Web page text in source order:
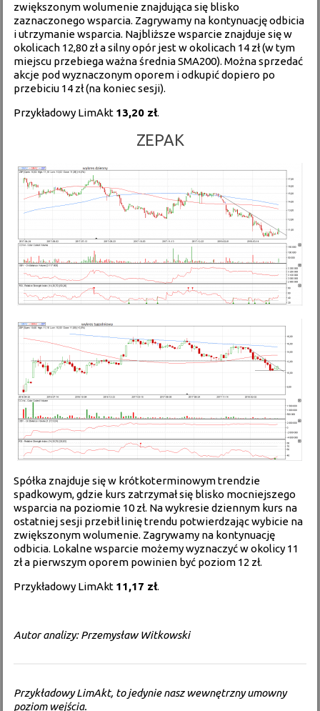
zwiększonym wolumenie znajdująca się blisko
zaznaczonego wsparcia. Zagrywamy na kontynuację odbicia
i utrzymanie wsparcia. Najbliższe wsparcie znajduje się w
okolicach 12,80 zł a silny opór jest w okolicach 14 zł (w tym
miejscu przebiega ważna średnia SMA200). Można sprzedać
akcje pod wyznaczonym oporem i odkupić dopiero po
przebiciu 14 zł (na koniec sesji).
Przykładowy LimAkt 13,20 zł.
ZEPAK
Spółka znajduje się w krótkoterminowym trendzie
spadkowym, gdzie kurs zatrzymał się blisko mocniejszego
wsparcia na poziomie 10 zł. Na wykresie dziennym kurs na
ostatniej sesji przebił linię trendu potwierdzając wybicie na
zwiększonym wolumenie. Zagrywamy na kontynuację
odbicia. Lokalne wsparcie możemy wyznaczyć w okolicy 11
zł a pierwszym oporem powinien być poziom 12 zł.
Przykładowy LimAkt 11,17 zł.
Autor analizy: Przemysław Witkowski
Przykładowy LimAkt, to jedynie nasz wewnętrzny umowny
poziom wejścia.